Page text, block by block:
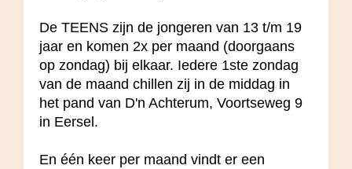
De TEENS zijn de jongeren van 13 t/m 19
jaar en komen 2x per maand (doorgaans
op zondag) bij elkaar. Iedere 1ste zondag
van de maand chillen zij in de middag in
het pand van D'n Achterum, Voortseweg 9
in Eersel.
En één keer per maand vindt er een